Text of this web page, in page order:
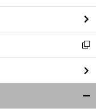
ウ
で
開
く
新
し
い
ウ
ィ